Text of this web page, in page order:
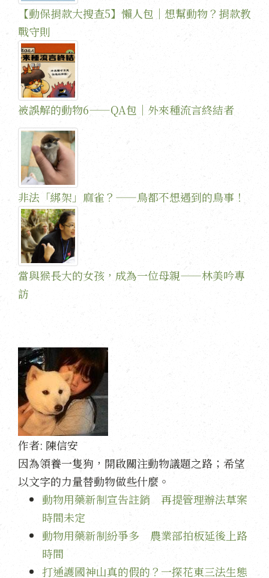
【動保捐款大搜查5】懶人包｜想幫動物？捐款教
戰守則
被誤解的動物6——QA包｜外來種流言終結者
非法「綁架」麻雀？——鳥都不想遇到的鳥事！
當與猴長大的女孩，成為一位母親——林美吟專
訪
作者: 陳信安
因為領養一隻狗，開啟關注動物議題之路；希望
以文字的力量替動物做些什麼。
動物用藥新制宣告註銷 再提管理辦法草案
時間未定
動物用藥新制紛爭多 農業部拍板延後上路
時間
打通護國神山真的假的？一探花東三法生態